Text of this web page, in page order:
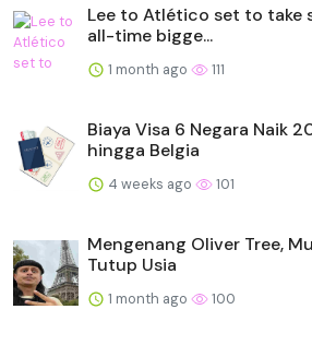
Lee to Atlético set to take
all-time bigge...
1 month ago 111
Biaya Visa 6 Negara Naik
hingga Belgia
4 weeks ago 101
Mengenang Oliver Tree,
Tutup Usia
1 month ago 100